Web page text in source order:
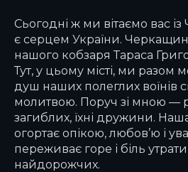
Сьогодні ж ми вітаємо вас
є серцем України.
нашого кобзаря Тараса
Тут, у цьому місті, ми разом
душ наших полеглих воїнів
молитвою. Поруч зі мною —
загиблих, їхні дружини.
огортає опікою, любов’ю і
переживає горе і біль утрати
найдорожчих.